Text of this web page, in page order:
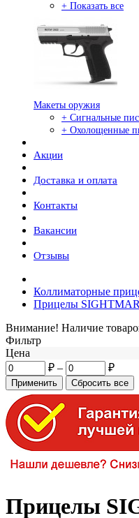
+ Показать все
Макеты оружия
+ Сигнальные
+ Охолощенные
Акции
Доставка и оплата
Контакты
Вакансии
Отзывы
Коллиматорные
Прицелы
Внимание! Наличие
Фильтр
Цена
₽ – ₽
Прицелы